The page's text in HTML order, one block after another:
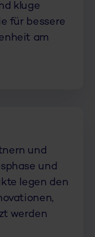
kluge
für bessere
am
und
und
legen den
werden